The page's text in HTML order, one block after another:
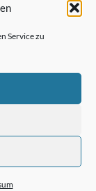
Service zu
AF themes.